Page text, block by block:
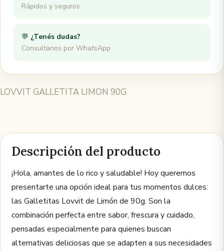
Rápidos y seguros
💬 ¿Tenés dudas?
Consultanos por WhatsApp
LOVVIT GALLETITA LIMON 90G
Descripción del producto
¡Hola, amantes de lo rico y saludable! Hoy queremos
presentarte una opción ideal para tus momentos dulces:
las Galletitas Lovvit de Limón de 90g. Son la
combinación perfecta entre sabor, frescura y cuidado,
pensadas especialmente para quienes buscan
alternativas deliciosas que se adapten a sus necesidades